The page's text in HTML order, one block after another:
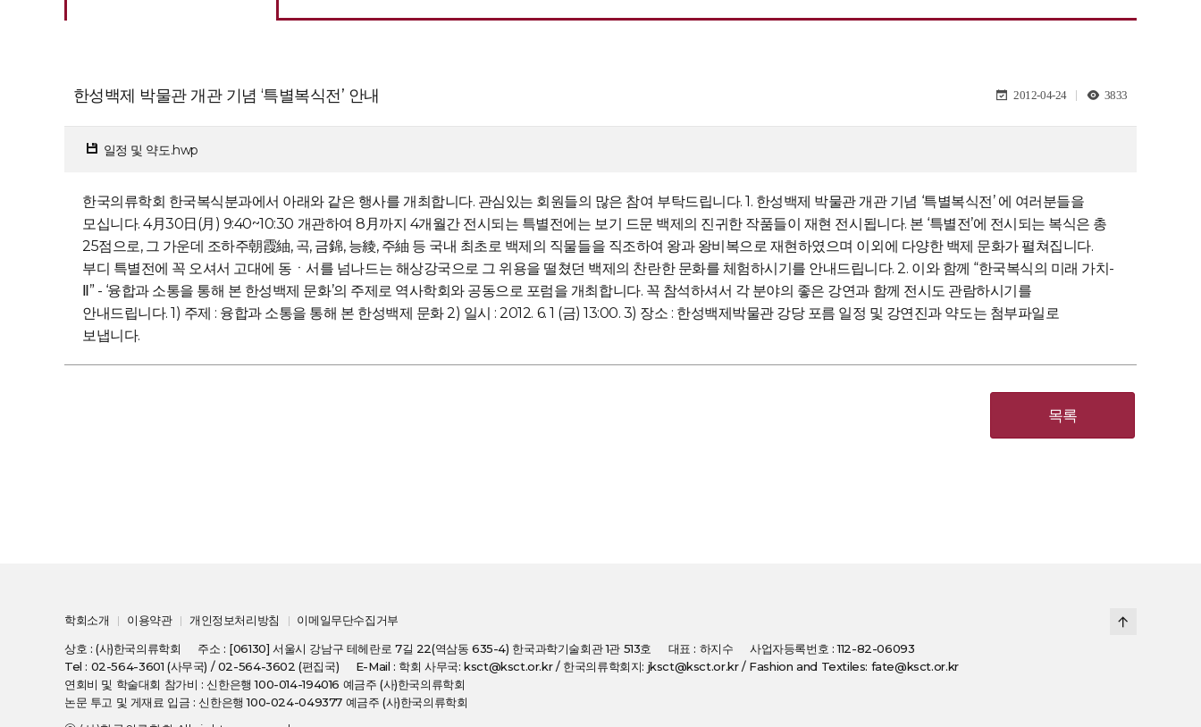
한성백제 박물관 개관 기념 ‘특별복식전’ 안내 2012-04-24 3833
일정 및 약도.hwp
한국의류학회 한국복식분과에서 아래와 같은 행사를 개최합니다. 관심있는 회원들의 많은 참여 부탁드립니다. 1. 한성백제 박물관 개관 기념 ‘특별복식전’ 에 여러분들을
모십니다. 4月30日(月) 9:40~10:30 개관하여 8月까지 4개월간 전시되는 특별전에는 보기 드문 백제의 진귀한 작품들이 재현 전시됩니다. 본 ‘특별전’에 전시되는 복식은 총
25점으로, 그 가운데 조하주朝霞紬, 곡, 금錦, 능綾, 주紬 등 국내 최초로 백제의 직물들을 직조하여 왕과 왕비복으로 재현하였으며 이외에 다양한 백제 문화가 펼쳐집니다.
부디 특별전에 꼭 오셔서 고대에 동ㆍ서를 넘나드는 해상강국으로 그 위용을 떨쳤던 백제의 찬란한 문화를 체험하시기를 안내드립니다. 2. 이와 함께 “한국복식의 미래 가치-
Ⅱ” - ‘융합과 소통을 통해 본 한성백제 문화’의 주제로 역사학회와 공동으로 포럼을 개최합니다. 꼭 참석하셔서 각 분야의 좋은 강연과 함께 전시도 관람하시기를
안내드립니다. 1) 주제 : 융합과 소통을 통해 본 한성백제 문화 2) 일시 : 2012. 6. 1 (금) 13:00. 3) 장소 : 한성백제박물관 강당 포름 일정 및 강연진과 약도는 첨부파일로
보냅니다.
목록
학회소개 이용약관 개인정보처리방침
이메일무단수집거부
상호 : (사)한국의류학회
주소 : [06130] 서울시 강남구 테헤란로 7길 22(역삼동 635-4) 한국과학기술회관 1관 513호 대표 : 하지수
사업자등록번호 : 112-82-06093
Tel : 02-564-3601 (사무국) / 02-564-3602 (편집국)
E-Mail : 학회 사무국: ksct@ksct.or.kr / 한국의류학회지: jksct@ksct.or.kr / Fashion and Textiles: fate@ksct.or.kr
연회비 및 학술대회 참가비 : 신한은행 100-014-194016 예금주 (사)한국의류학회
논문 투고 및 게재료 입금 : 신한은행 100-024-049377 예금주 (사)한국의류학회